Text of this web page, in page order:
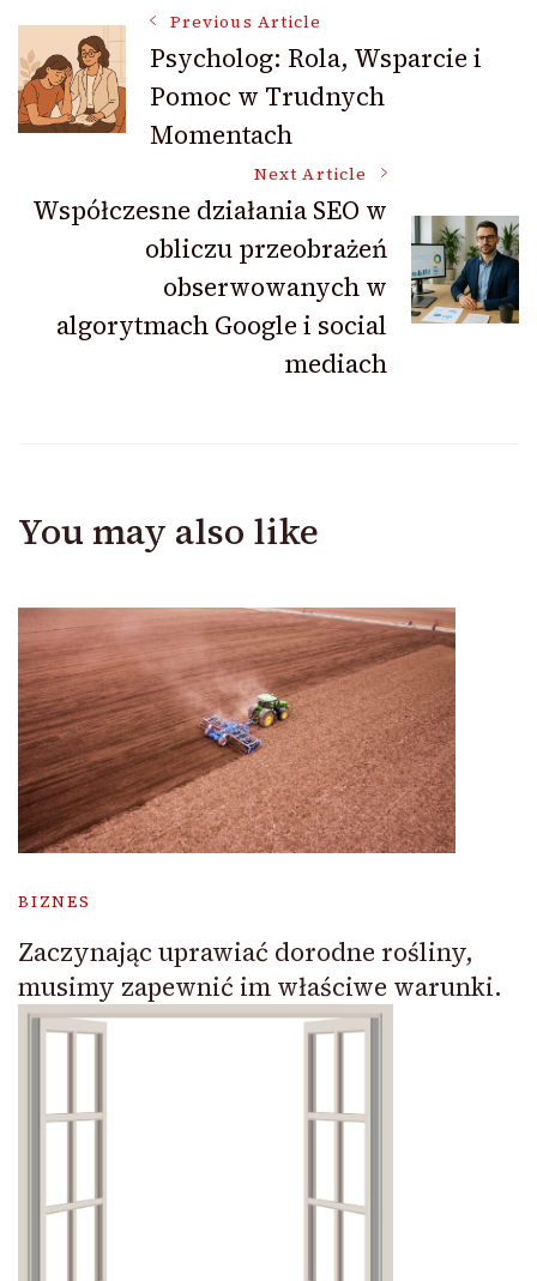
Post
Navigation
Previous Article
Psycholog: Rola, Wsparcie i
Pomoc w Trudnych
Momentach
Next Article
Współczesne działania SEO w
obliczu przeobrażeń
obserwowanych w
algorytmach Google i social
mediach
You may also like
BIZNES
Zaczynając uprawiać dorodne rośliny,
musimy zapewnić im właściwe warunki.